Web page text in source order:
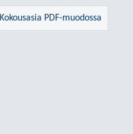
Kokousasia PDF-muodossa